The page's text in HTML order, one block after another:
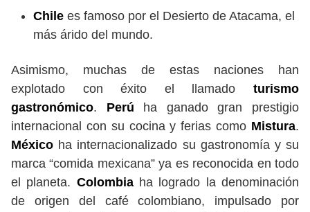
Chile es famoso por el Desierto de Atacama, el
más árido del mundo.
Asimismo, muchas de estas naciones han
explotado con éxito el llamado turismo
gastronómico. Perú ha ganado gran prestigio
internacional con su cocina y ferias como Mistura.
México ha internacionalizado su gastronomía y su
marca “comida mexicana” ya es reconocida en todo
el planeta. Colombiaha logrado la denominación
de origen del café colombiano, impulsado por